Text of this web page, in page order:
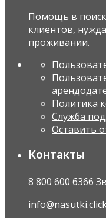
Помощь в
клиентов,
проживании.
Политика
Служба
Оставить
Контакты
8 800 600 6366